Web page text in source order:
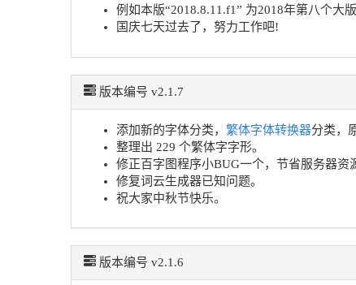
例如本版“2018.8.11.f1” 为2018年第八个大
国庆七天过去了，努力工作吧!
版本编号 v2.1.7
添加新的字体分类， 繁体字体转换器分类，
整理出 229 个繁体字字形。
修正百字图程序小BUG一个，节省服务器资
修复词云生成器已知问题。
祝大家中秋节快乐。
版本编号 v2.1.6